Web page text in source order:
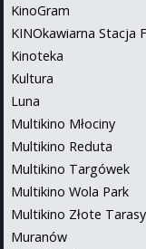
KinoGram
KINOkawiarna Stacja
Kinoteka
Kultura
Luna
Multikino Młociny
Multikino Reduta
Multikino Targówek
Multikino Wola Park
Multikino Złote Tarasy
Muranów